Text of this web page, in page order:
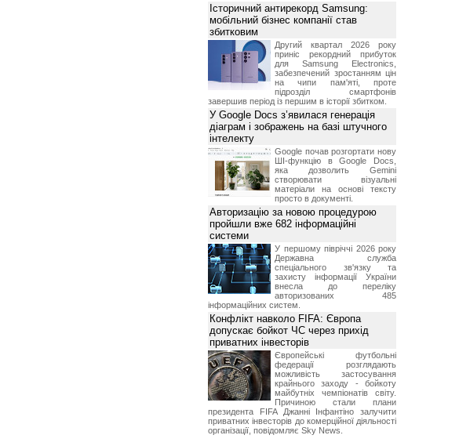
Історичний антирекорд Samsung:
мобільний бізнес компанії став
збитковим
Другий квартал 2026 року
приніс рекордний прибуток
для Samsung Electronics,
забезпечений зростанням цін
на чипи пам'яті, проте
підрозділ смартфонів
завершив період із першим в історії збитком.
У Google Docs з’явилася генерація
діаграм і зображень на базі штучного
інтелекту
Google почав розгортати нову
ШІ-функцію в Google Docs,
яка дозволить Gemini
створювати візуальні
матеріали на основі тексту
просто в документі.
Авторизацію за новою процедурою
пройшли вже 682 інформаційні
системи
У першому півріччі 2026 року
Державна служба
спеціального зв'язку та
захисту інформації України
внесла до переліку
авторизованих 485
інформаційних систем.
Конфлікт навколо FIFA: Європа
допускає бойкот ЧС через прихід
приватних інвесторів
Європейські футбольні
федерації розглядають
можливість застосування
крайнього заходу - бойкоту
майбутніх чемпіонатів світу.
Причиною стали плани
президента FIFA Джанні Інфантіно залучити
приватних інвесторів до комерційної діяльності
організації, повідомляє Sky News.